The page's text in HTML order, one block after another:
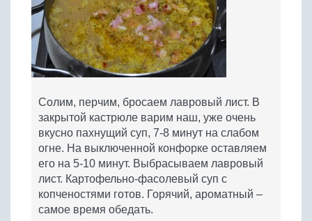
Солим, перчим, бросаем лавровый лист. В
закрытой кастрюле варим наш, уже очень
вкусно пахнущий суп, 7-8 минут на слабом
огне. На выключенной конфорке оставляем
его на 5-10 минут. Выбрасываем лавровый
лист. Картофельно-фасолевый суп с
копченостями готов. Горячий, ароматный –
самое время обедать.